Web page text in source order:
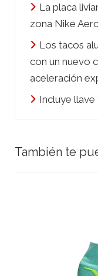
La placa
zona Nike
Los tacos
con un nuevo
aceleración
Incluye
También te